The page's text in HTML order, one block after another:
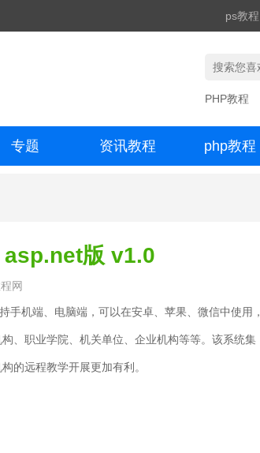
ps教程
PHP教程
专题 资讯教程 php教程
asp.net版 v1.0
网
手机端、电脑端，可以在安卓、苹果、微信中使用，
、职业学院、机关单位、企业机构等等。该系统集
的远程教学开展更加有利。